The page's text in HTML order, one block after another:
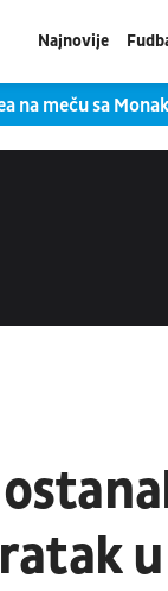
Najnovije
na meču sa